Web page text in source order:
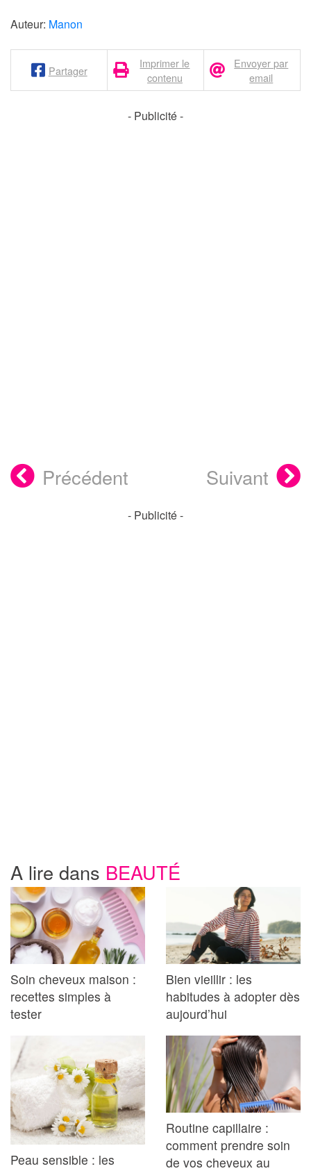
Auteur: Manon
Partager
Imprimer le
contenu
Envoyer par
email
- Publicité -
Précédent Suivant
- Publicité -
A lire dans BEAUTÉ
Soin cheveux maison :
recettes simples à
tester
Bien vieillir : les
habitudes à adopter dès
aujourd’hui
Peau sensible : les
Routine capillaire :
comment prendre soin
de vos cheveux au